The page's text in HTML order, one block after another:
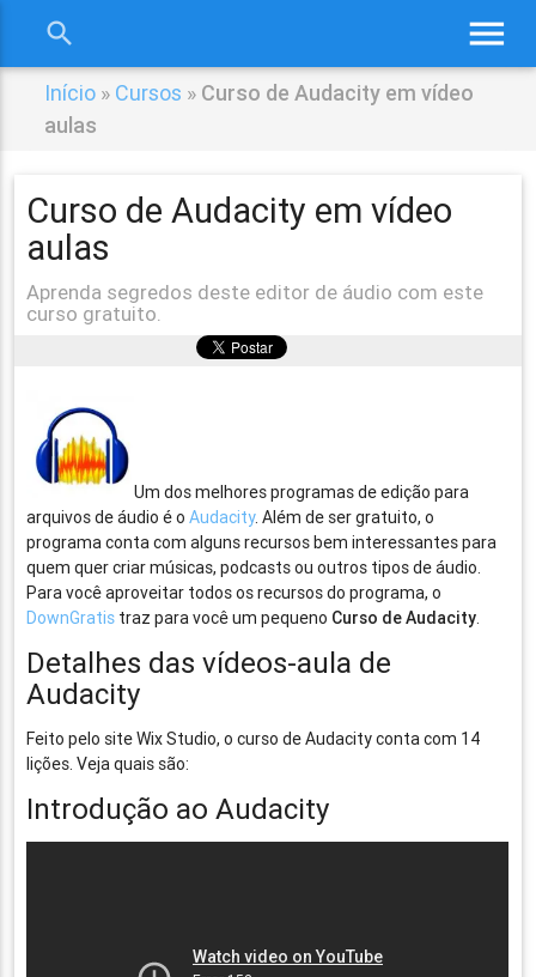
menu
search
Início » Cursos » Curso de Audacity em vídeo
aulas
Curso de Audacity em vídeo
aulas
Aprenda segredos deste editor de áudio com este
curso gratuito.
Um dos melhores programas de edição para
arquivos de áudio é oAudacity. Além de ser gratuito, o
programa conta com alguns recursos bem interessantes para
quem quer criar músicas, podcasts ou outros tipos de áudio.
Para você aproveitar todos os recursos do programa, o
DownGratis traz para você um pequeno Curso de Audacity.
Detalhes das vídeos-aula de
Audacity
Feito pelo site Wix Studio, o curso de Audacity conta com 14
lições. Veja quais são:
Introdução ao Audacity